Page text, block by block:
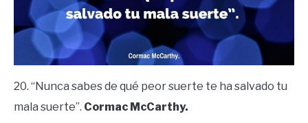
20. “Nunca sabes de qué peor suerte te ha salvado tu
mala suerte”. Cormac McCarthy.